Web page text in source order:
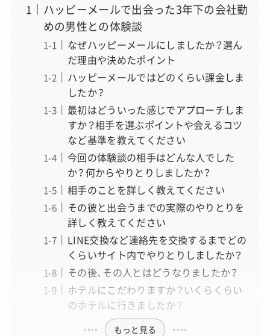
ハッピーメールで出会った3年下の会社勤
めの男性との体験談
なぜハッピーメールにしましたか？選ん
だ理由や決めたポイント
ハッピーメールではどのくらい課金しま
したか？
最初はどういった感じでアプローチしま
すか？相手を選ぶポイントや会えるコツ
など基準を教えてください
今回の体験談の相手はどんな人でした
か？何からやりとりしましたか？
相手のことを詳しく教えてください
その彼と出会うまでの実際のやりとりを
詳しく教えてください
LINE交換など連絡先を交換するまでどの
くらいサイト内でやりとりしましたか？
その後、その人とはどうなりましたか？
ホテルにこだわりますか？いくらくらい
のホテルに行きましたか？
もっと見る